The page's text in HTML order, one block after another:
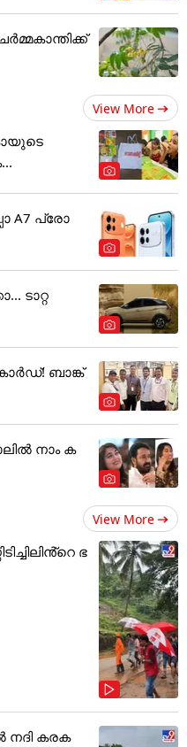
View More
A7 പ്രോ
ടാറ്റ
ബാങ്ക്
നാം ക
View More
ഭ
നദി കരക